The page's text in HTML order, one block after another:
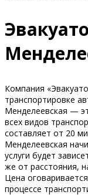
Компания
транспортировке
Менделеевская —
всех видов
составляет от 20
Менделеевская
услуги будет
же от расстояния,
Цена
процессе